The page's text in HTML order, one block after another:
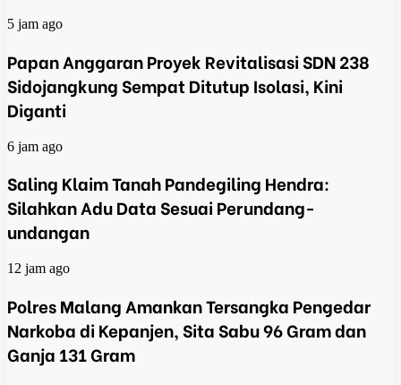
5 jam ago
Papan Anggaran Proyek Revitalisasi SDN 238
Sidojangkung Sempat Ditutup Isolasi, Kini
Diganti
6 jam ago
Saling Klaim Tanah Pandegiling Hendra:
Silahkan Adu Data Sesuai Perundang-
undangan
12 jam ago
Polres Malang Amankan Tersangka Pengedar
Narkoba di Kepanjen, Sita Sabu 96 Gram dan
Ganja 131 Gram